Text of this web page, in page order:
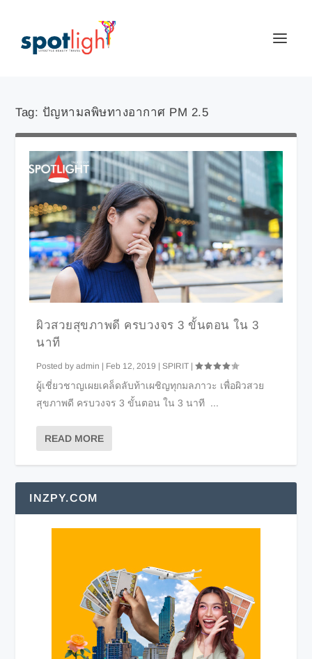
Tag: ปัญหามลพิษทางอากาศ PM 2.5
ผิวสวยสุขภาพดี ครบวงจร 3 ขั้นตอน ใน 3
นาที
Posted byadmin | Feb 12, 2019 |SPIRIT |
ผู้เชี่ยวชาญเผยเคล็ดลับท้าเผชิญทุกมลภาวะ เพื่อผิวสวย
สุขภาพดี ครบวงจร 3 ขั้นตอน ใน 3 นาที ...
READ MORE
INZPY.COM